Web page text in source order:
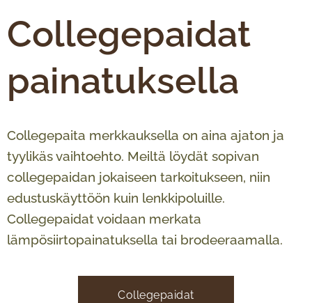
Collegepaidat
painatuksella
Collegepaita merkkauksella on aina ajaton ja
tyylikäs vaihtoehto. Meiltä löydät sopivan
collegepaidan jokaiseen tarkoitukseen, niin
edustuskäyttöön kuin lenkkipoluille.
Collegepaidat voidaan merkata
lämpösiirtopainatuksella tai brodeeraamalla.
Collegepaidat